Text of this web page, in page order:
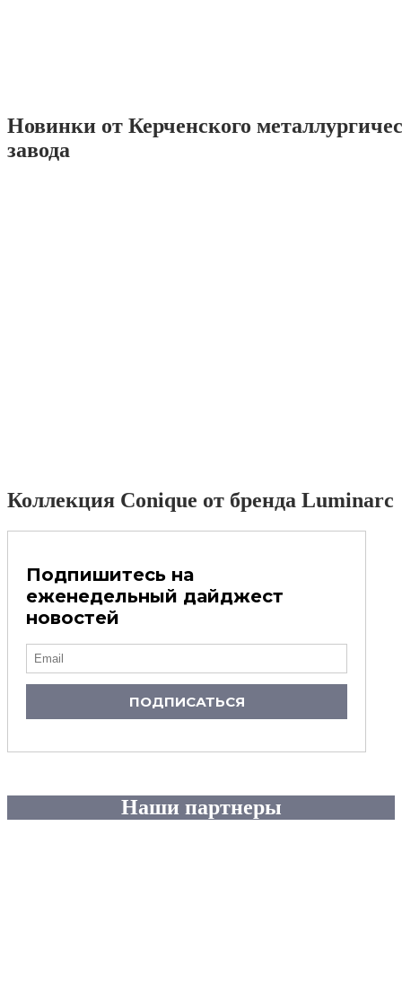
Новинки от Керченского
завода
Коллекция Conique от бренда Luminarc
Подпишитесь на
еженедельный дайджест
новостей
ПОДПИСАТЬСЯ
Наши партнеры